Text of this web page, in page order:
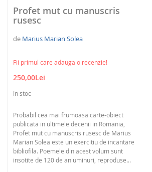
Profet mut cu manuscris
rusesc
de Marius Marian Solea
Fii primul care adauga o recenzie!
250,00Lei
In stoc
Probabil cea mai frumoasa carte-obiect
publicata in ultimele decenii in Romania,
Profet mut cu manuscris rusesc de Marius
Marian Solea este un exercitiu de incantare
bibliofila. Poemele din acest volum sunt
insotite de 120 de anluminuri, reproduse...